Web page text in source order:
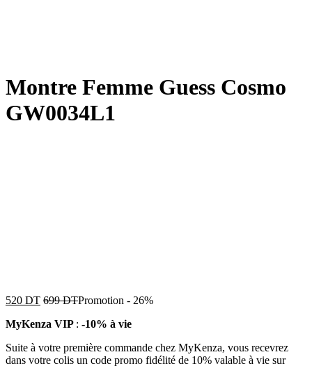
Montre Femme Guess Cosmo
GW0034L1
520 DT 699DTPromotion - 26%
MyKenza VIP : -10% à vie
Suite à votre première commande chez MyKenza, vous recevrez
dans votre colis un code promo fidélité de 10% valable à vie sur